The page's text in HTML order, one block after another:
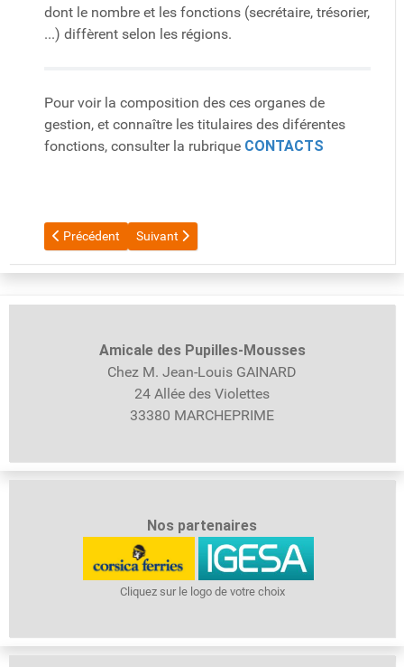
dont le nombre et les fonctions (secrétaire, trésorier,
...) diffèrent selon les régions.
Pour voir la composition des ces organes de
gestion, et connaître les titulaires des diférentes
fonctions, consulter la rubrique CONTACTS
Article précédent : Présentation de l'Amicale
Précédent Article suivant : Structure géographique
Suivant
Amicale des Pupilles-Mousses
Chez M. Jean-Louis GAINARD
24 Allée des Violettes
33380 MARCHEPRIME
Nos partenaires
Cliquez sur le logo de votre choix